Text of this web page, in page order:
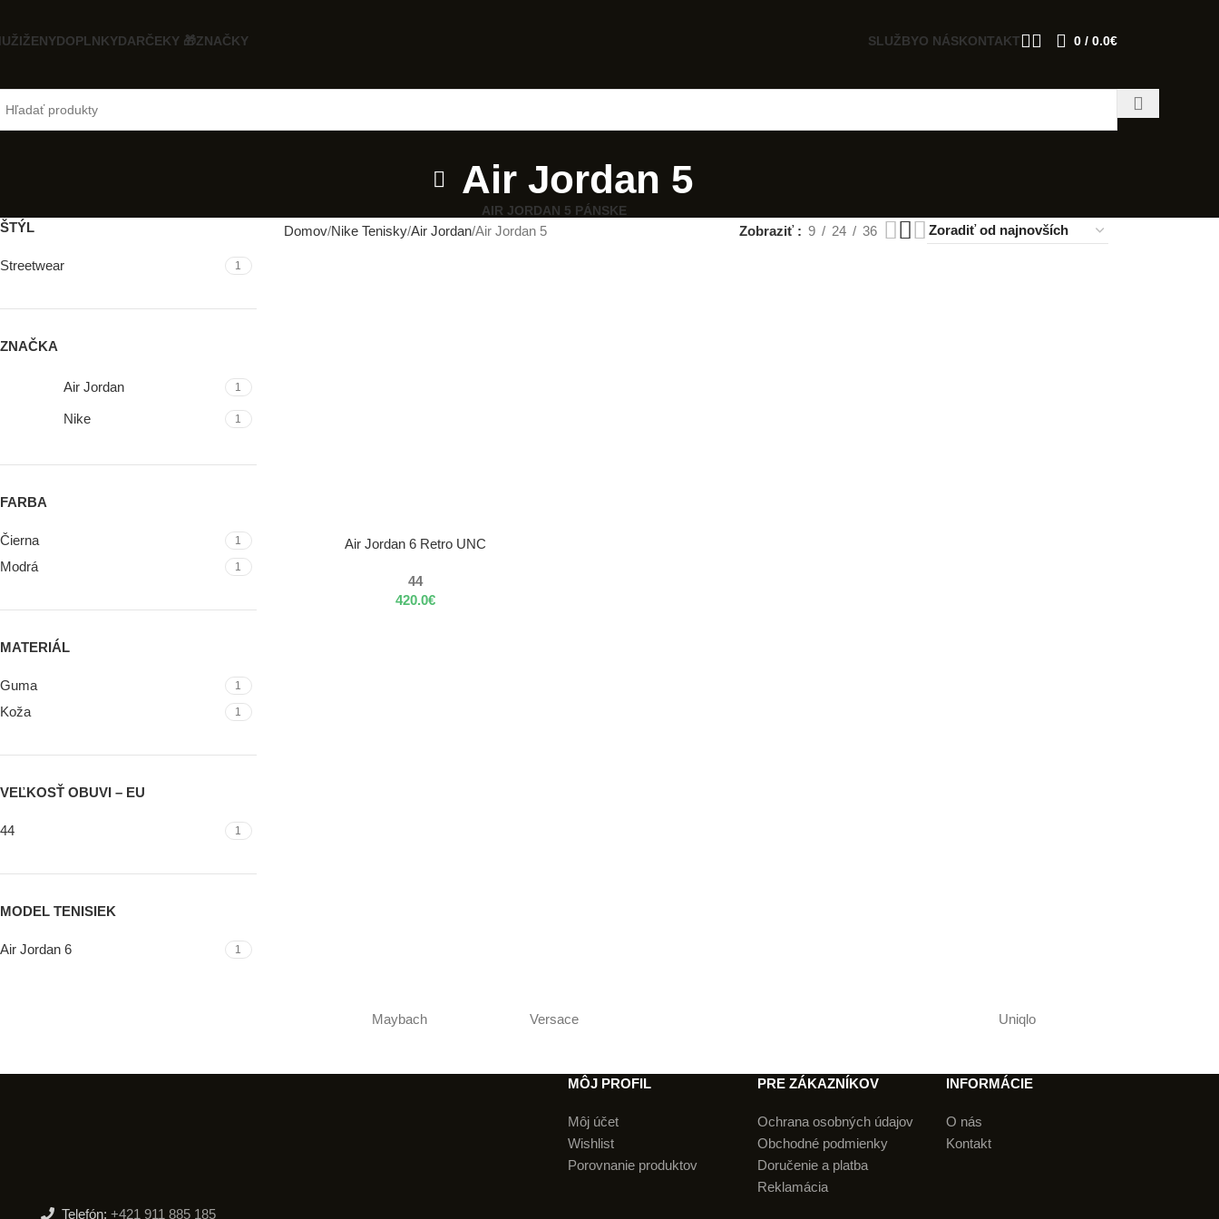
ŽENYDOPLNKYDARČEKY 🎁ZNAČKY SLUŽBYO NÁSKONTAKT 0 / 0.0€
Air Jordan 5
AIR JORDAN 5 PÁNSKE
ŠTÝL
Streetwear 1
ZNAČKA
Air Jordan 1
Nike 1
FARBA
Čierna 1
Modrá 1
MATERIÁL
Guma 1
Koža 1
VEĽKOSŤ OBUVI – EU
44 1
MODEL TENISIEK
Air Jordan 6 1
Domov Nike Tenisky Air Jordan Air Jordan 5 Zobraziť 9 24 36
VÝBER MOŽNOSTÍAir Jordan 6 Retro UNC
44
420.0€
Maybach Versace Uniqlo
Telefón: +421 911 885 185
MÔJ PROFIL
Môj účet
Wishlist
Porovnanie produktov
PRE ZÁKAZNÍKOV
Ochrana osobných údajov
Obchodné podmienky
Doručenie a platba
Reklamácia
INFORMÁCIE
O nás
Kontakt